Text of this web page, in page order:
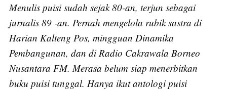
Menulis puisi sudah sejak 80-an, terjun sebagai
jurnalis 89 -an. Pernah mengelola rubik sastra di
Harian Kalteng Pos, mingguan Dinamika
Pembangunan, dan di Radio Cakrawala Borneo
Nusantara FM. Merasa belum siap menerbitkan
buku puisi tunggal. Hanya ikut antologi puisi